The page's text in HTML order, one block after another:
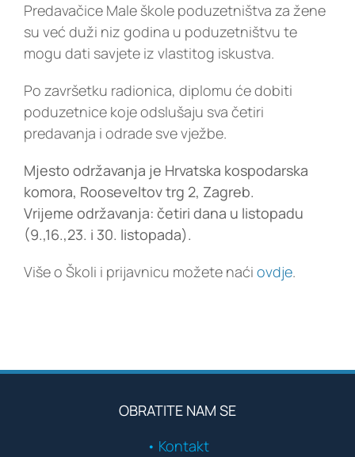
Predavačice Male škole poduzetništva za žene
su već duži niz godina u poduzetništvu te
mogu dati savjete iz vlastitog iskustva.
Po završetku radionica, diplomu će dobiti
poduzetnice koje odslušaju sva četiri
predavanja i odrade sve vježbe.
Mjesto održavanja je Hrvatska kospodarska
komora, Rooseveltov trg 2, Zagreb.
Vrijeme održavanja: četiri dana u listopadu
(9.,16.,23. i 30. listopada).
Više o Školi i prijavnicu možete naći ovdje.
OBRATITE NAM SE
• Kontakt